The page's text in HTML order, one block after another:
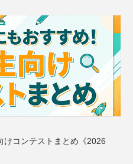
けコンテストまとめ《2026